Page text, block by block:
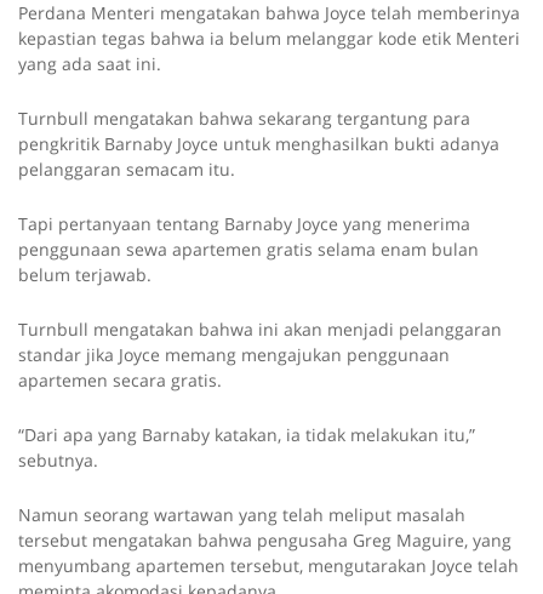
Perdana Menteri mengatakan bahwa Joyce telah memberinya
kepastian tegas bahwa ia belum melanggar kode etik Menteri
yang ada saat ini.
Turnbull mengatakan bahwa sekarang tergantung para
pengkritik Barnaby Joyce untuk menghasilkan bukti adanya
pelanggaran semacam itu.
Tapi pertanyaan tentang Barnaby Joyce yang menerima
penggunaan sewa apartemen gratis selama enam bulan
belum terjawab.
Turnbull mengatakan bahwa ini akan menjadi pelanggaran
standar jika Joyce memang mengajukan penggunaan
apartemen secara gratis.
“Dari apa yang Barnaby katakan, ia tidak melakukan itu,”
sebutnya.
Namun seorang wartawan yang telah meliput masalah
tersebut mengatakan bahwa pengusaha Greg Maguire, yang
menyumbang apartemen tersebut, mengutarakan Joyce telah